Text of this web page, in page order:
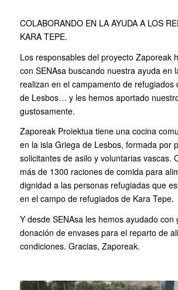
COLABORANDO EN LA AYUDA A LOS
KARA TEPE.
Los responsables del proyecto Zaporeak
con SENAsa buscando nuestra ayuda en
realizan en el campamento de refugiados
de Lesbos… y les hemos aportado
gustosamente.
Zaporeak Proiektua tiene una cocina
en la isla Griega de Lesbos, formada por
solicitantes de asilo y voluntarias vascas.
más de 1300 raciones de comida para
dignidad a las personas refugiadas que
en el campo de refugiados de Kara Tepe.
Y desde SENAsa les hemos ayudado con
donación de envases para el reparto de
condiciones. Gracias, Zaporeak.